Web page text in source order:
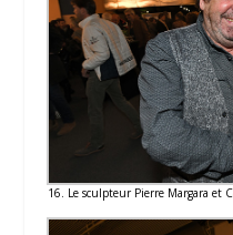
16. Le sculpteur Pierre Margara et